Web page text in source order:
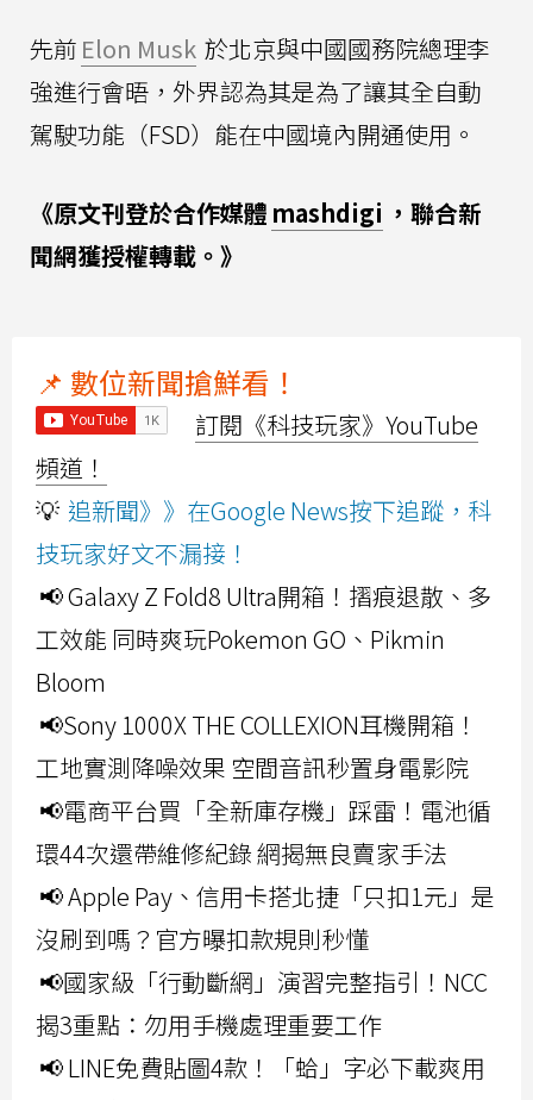
先前 Elon Musk 於北京與中國國務院總理李
強進行會晤，外界認為其是為了讓其全自動
駕駛功能（FSD）能在中國境內開通使用。
《原文刊登於合作媒體 mashdigi ，聯合新
聞網獲授權轉載。》
📌 數位新聞搶鮮看！
訂閱《科技玩家》YouTube
頻道！
💡 追新聞》》在Google News按下追蹤，科
技玩家好文不漏接！
📢 Galaxy Z Fold8 Ultra開箱！摺痕退散、多
工效能 同時爽玩Pokemon GO、Pikmin
Bloom
📢Sony 1000X THE COLLEXION耳機開箱！
工地實測降噪效果 空間音訊秒置身電影院
📢電商平台買「全新庫存機」踩雷！電池循
環44次還帶維修紀錄 網揭無良賣家手法
📢 Apple Pay、信用卡搭北捷「只扣1元」是
沒刷到嗎？官方曝扣款規則秒懂
📢國家級「行動斷網」演習完整指引！NCC
揭3重點：勿用手機處理重要工作
📢 LINE免費貼圖4款！「蛤」字必下載爽用